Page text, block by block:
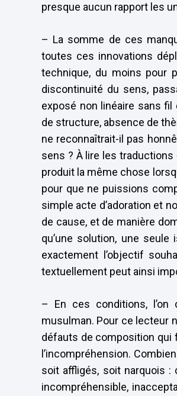
presque aucun rapport les
– La somme de ces
toutes ces innovations
technique, du moins pour
discontinuité du sens,
exposé non linéaire sans fil
de structure, absence de
ne reconnaîtrait-il pas
sens ? À lire les
produit la même chose
pour que ne puissions
simple acte d’adoration et
de cause, et de manière
qu’une solution, une
exactement l’objectif
textuellement peut ainsi
– En ces conditions, l’on
musulman. Pour ce lecteur
défauts de composition qui
l’incompréhension.
soit affligés, soit narquois :
incompréhensible,